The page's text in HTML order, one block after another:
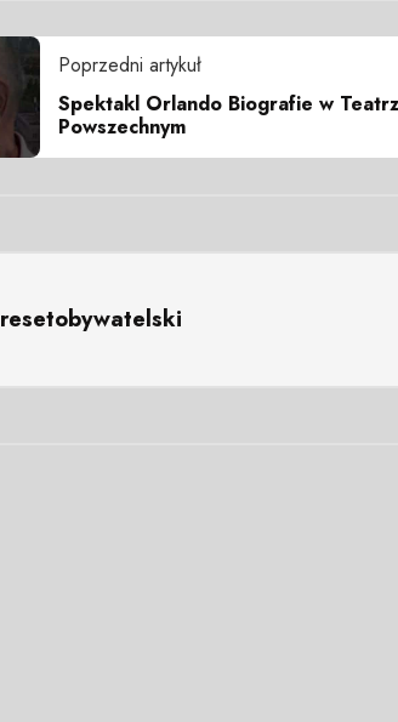
Poprzedni artykuł
Spektakl Orlando Biografie w
Powszechnym
resetobywatelski